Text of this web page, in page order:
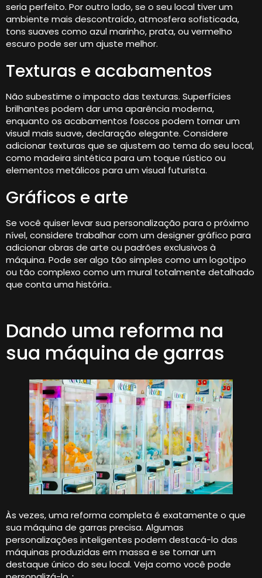
seria perfeito. Por outro lado, se o seu local tiver um
ambiente mais descontraído, atmosfera sofisticada,
tons suaves como azul marinho, prata, ou vermelho
escuro pode ser um ajuste melhor.
Texturas e acabamentos
Não subestime o impacto das texturas. Superfícies
brilhantes podem dar uma aparência moderna,
enquanto os acabamentos foscos podem tornar um
visual mais suave, declaração elegante. Considere
adicionar texturas que se ajustem ao tema do seu local,
como madeira sintética para um toque rústico ou
elementos metálicos para um visual futurista.
Gráficos e arte
Se você quiser levar sua personalização para o próximo
nível, considere trabalhar com um designer gráfico para
adicionar obras de arte ou padrões exclusivos à
máquina. Pode ser algo tão simples como um logotipo
ou tão complexo como um mural totalmente detalhado
que conta uma história..
Dando uma reforma na
sua máquina de garras
Às vezes, uma reforma completa é exatamente o que
sua máquina de garras precisa. Algumas
personalizações inteligentes podem destacá-lo das
máquinas produzidas em massa e se tornar um
destaque único do seu local. Veja como você pode